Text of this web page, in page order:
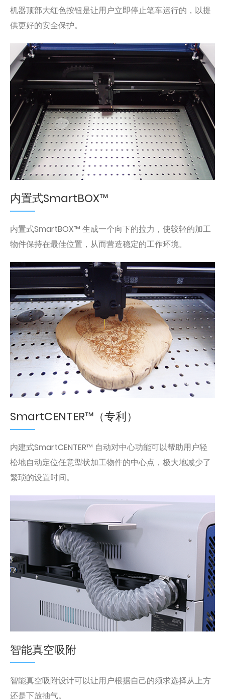
机器顶部大红色按钮是让用户立即停止笔车运行的，以提
供更好的安全保护。
内置式SmartBOX™
内置式SmartBOX™ 生成一个向下的拉力，使较轻的加工
物件保持在最佳位置，从而营造稳定的工作环境。
SmartCENTER™（专利）
内建式SmartCENTER™ 自动对中心功能可以帮助用户轻
松地自动定位任意型状加工物件的中心点，极大地减少了
繁琐的设置时间。
智能真空吸附
智能真空吸附设计可以让用户根据自己的须求选择从上方
还是下放抽气。